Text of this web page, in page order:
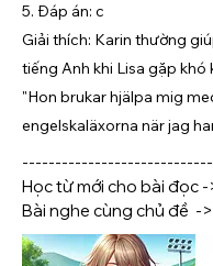
5. Đáp án: c
Giải thích: Karin thường
tiếng Anh khi Lisa gặp khó
"Hon brukar hjälpa mig
engelskaläxorna när jag
Học từ mới cho bài đọc -
Bài nghe cùng chủ đề  ->